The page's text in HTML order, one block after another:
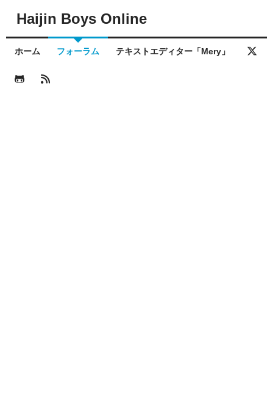
Haijin Boys Online
ホーム フォーラム テキストエディター「Mery」